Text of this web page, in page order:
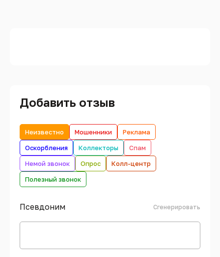
Добавить отзыв
Неизвестно Мошенники
Реклама
Оскорбления
Коллекторы
Спам
Немой звонок
Опрос
Колл-центр
Полезный звонок
Псевдоним Сгенерировать